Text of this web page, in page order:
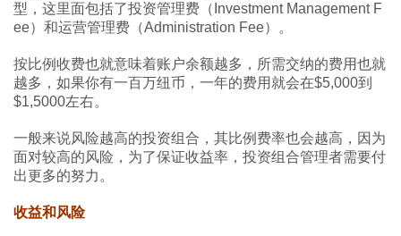
型，这里面包括了投资管理费（Investment Management F
ee）和运营管理费（Administration Fee）。
按比例收费也就意味着账户余额越多，所需交纳的费用也就
越多，如果你有一百万纽币，一年的费用就会在$5,000到
$1,5000左右。
一般来说风险越高的投资组合，其比例费率也会越高，因为
面对较高的风险，为了保证收益率，投资组合管理者需要付
出更多的努力。
收益和风险